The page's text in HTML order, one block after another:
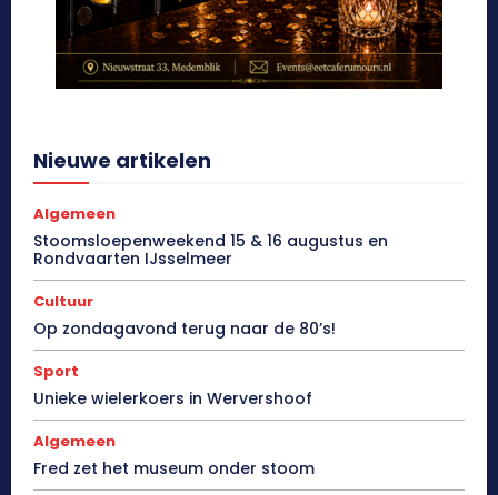
Nieuwe artikelen
Algemeen
Stoomsloepenweekend 15 & 16 augustus en
Rondvaarten IJsselmeer
Cultuur
Op zondagavond terug naar de 80’s!
Sport
Unieke wielerkoers in Wervershoof
Algemeen
Fred zet het museum onder stoom